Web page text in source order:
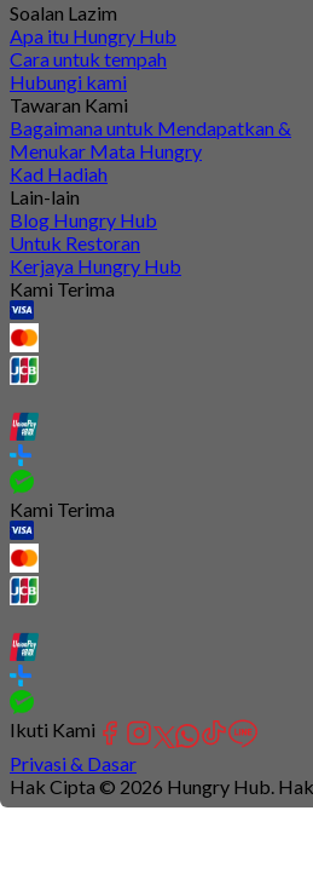
Soalan Lazim
Apa itu Hungry Hub
Cara untuk tempah
Hubungi kami
Tawaran Kami
Bagaimana untuk Mendapatkan &
Menukar Mata Hungry
Kad Hadiah
Lain-lain
Blog Hungry Hub
Untuk Restoran
Kerjaya Hungry Hub
Kami Terima
Kami Terima
Ikuti Kami
Privasi & Dasar
Hak Cipta © 2026 Hungry Hub.
Connection